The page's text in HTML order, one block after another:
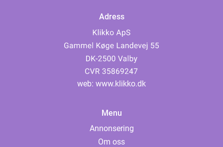
Adress
web: www.klikko.dk
Menu
Annonsering
Om oss